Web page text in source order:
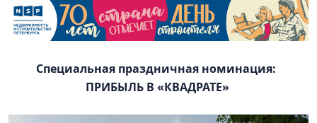
Специальная праздничная номинация:
ПРИБЫЛЬ В «КВАДРАТЕ»